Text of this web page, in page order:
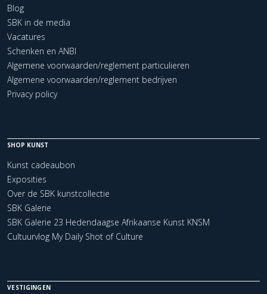
Blog
SBK in de media
Vacatures
Schenken en ANBI
Algemene voorwaarden/reglement particulieren
Algemene voorwaarden/reglement bedrijven
Privacy policy
SHOP KUNST
Kunst cadeaubon
Exposities
Over de SBK kunstcollectie
SBK Galerie
SBK Galerie 23 Hedendaagse Afrikaanse Kunst KNSM
Cultuurvlog My Daily Shot of Culture
VESTIGINGEN